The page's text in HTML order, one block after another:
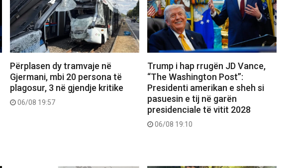
Përplasen dy tramvaje në
Gjermani, mbi 20 persona të
plagosur, 3 në gjendje kritike
06/08 19:57
Trump i hap rrugën JD Vance,
“The Washington Post”:
Presidenti amerikan e sheh si
pasuesin e tij në garën
presidenciale të vitit 2028
06/08 19:10